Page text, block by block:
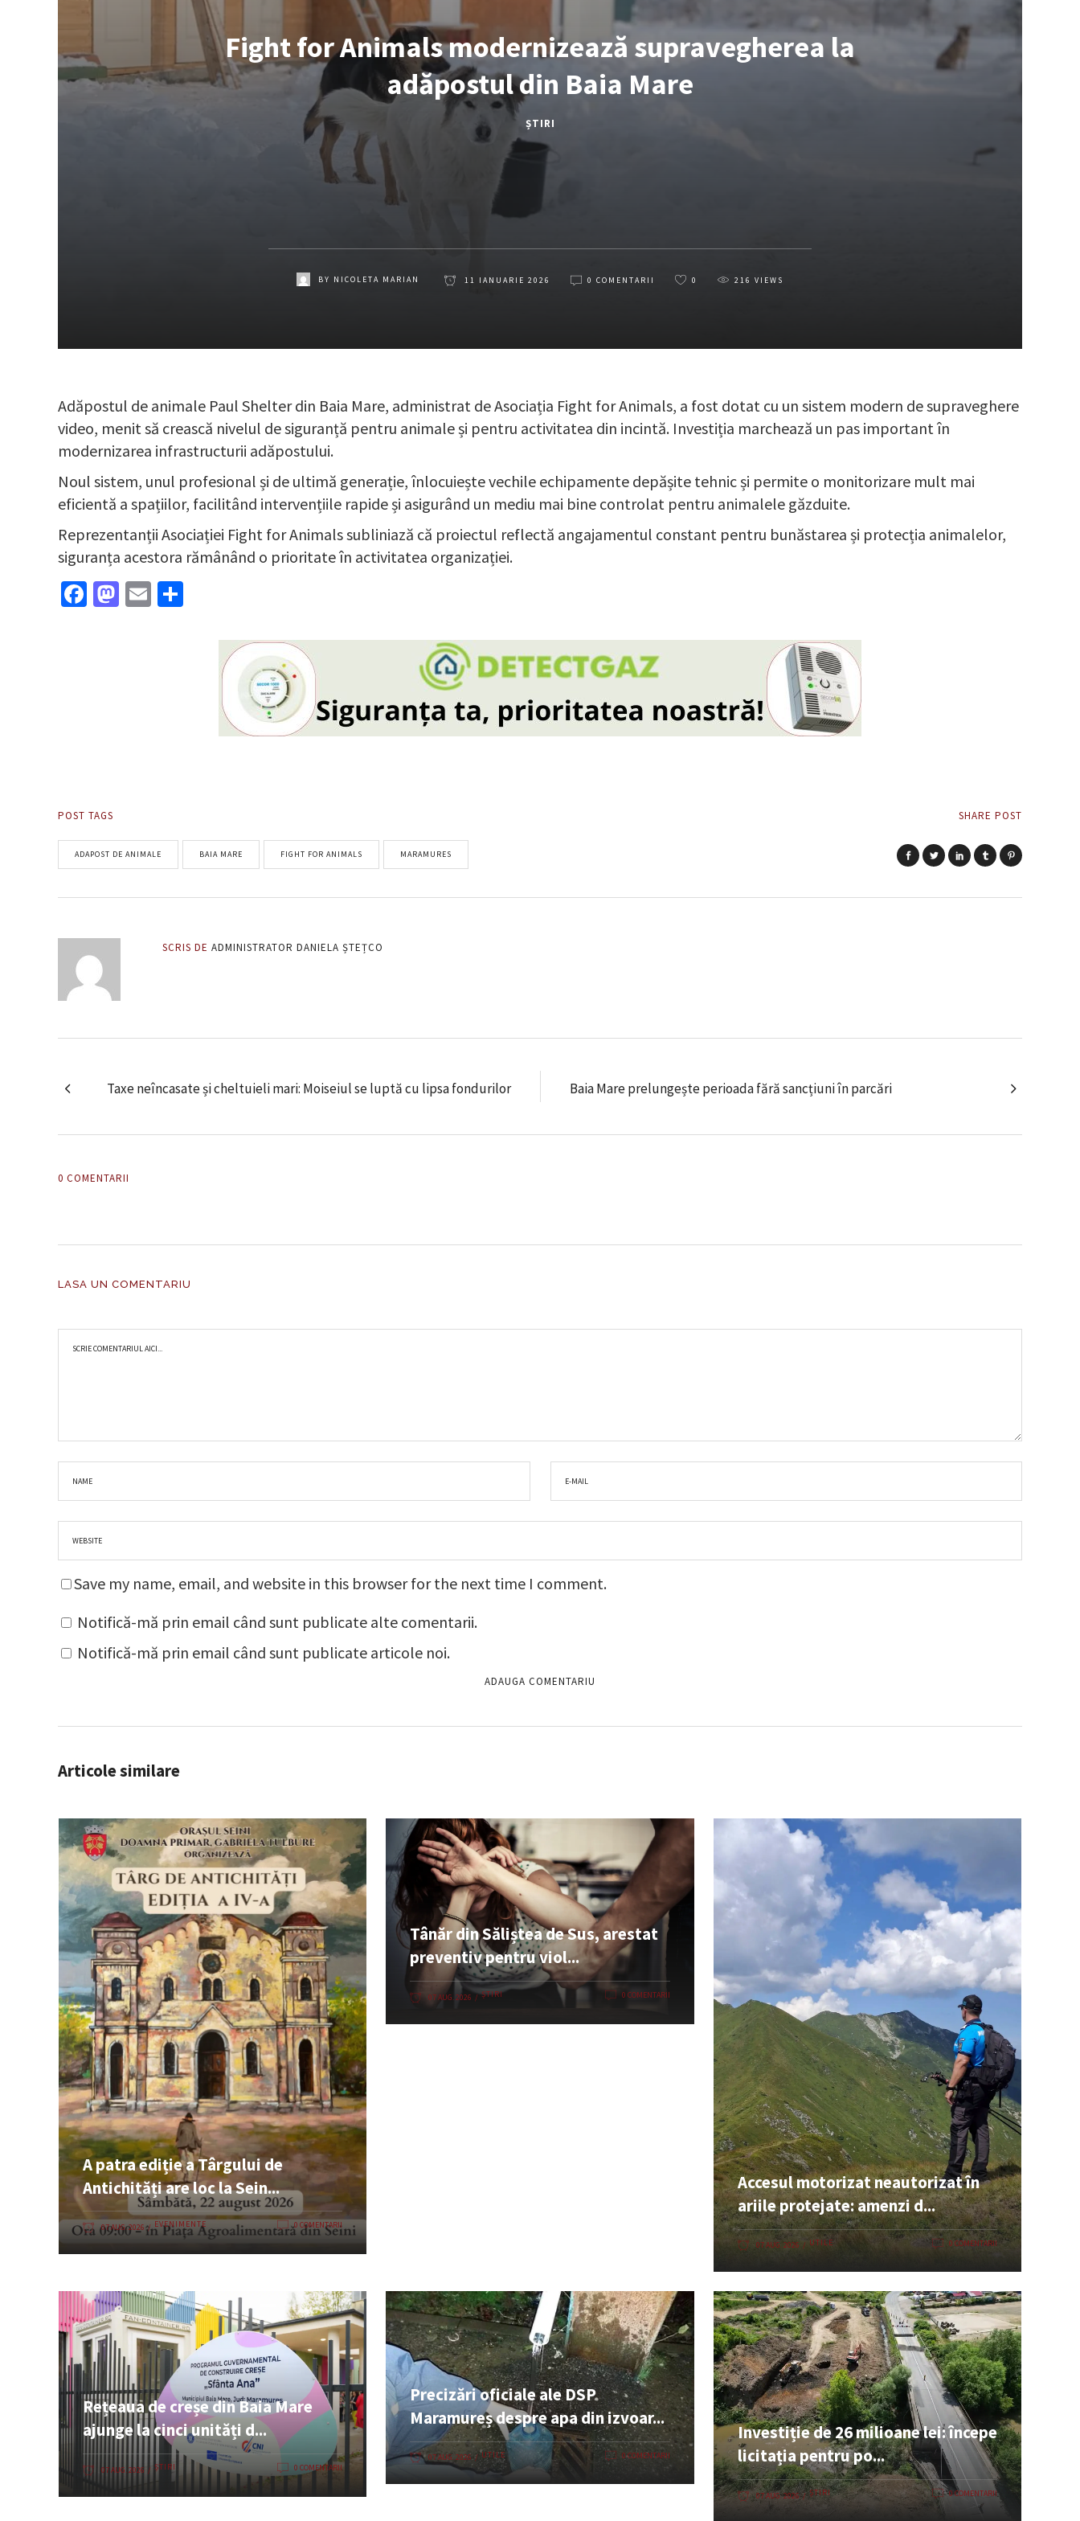
Fight for Animals modernizează supravegherea la
adăpostul din Baia Mare
ȘTIRI
BY NICOLETA MARIAN 11 IANUARIE 2026 0 COMENTARII 0 216 VIEWS
Adăpostul de animale Paul Shelter din Baia Mare, administrat de Asociația Fight for Animals, a fost dotat cu un sistem modern de supraveghere
video, menit să crească nivelul de siguranță pentru animale și pentru activitatea din incintă. Investiția marchează un pas important în
modernizarea infrastructurii adăpostului.
Noul sistem, unul profesional și de ultimă generație, înlocuiește vechile echipamente depășite tehnic și permite o monitorizare mult mai
eficientă a spațiilor, facilitând intervențiile rapide și asigurând un mediu mai bine controlat pentru animalele găzduite.
Reprezentanții Asociației Fight for Animals subliniază că proiectul reflectă angajamentul constant pentru bunăstarea și protecția animalelor,
siguranța acestora rămânând o prioritate în activitatea organizației.
Facebook
Mastodon
Email
POST TAGS
ADAPOST DE ANIMALE BAIA MARE FIGHT FOR ANIMALS MARAMURES
SHARE POST
SCRIS DE ADMINISTRATOR DANIELA ȘTEȚCO
Taxe neîncasate și cheltuieli mari: Moiseiul se luptă cu lipsa fondurilor Baia Mare prelungește perioada fără sancțiuni în parcări
0 COMENTARII
LASA UN COMENTARIU
Save my name, email, and website in this browser for the next time I comment.
Notifică-mă prin email când sunt publicate alte comentarii.
Notifică-mă prin email când sunt publicate articole noi.
Articole similare
A patra ediție a Târgului de
Antichități are loc la Sein...
07 AUG. 2026 EVENIMENTE 0 COMENTARII
Tânăr din Săliștea de Sus, arestat
preventiv pentru viol...
07 AUG. 2026 ȘTIRI 0 COMENTARII
Accesul motorizat neautorizat în
ariile protejate: amenzi d...
07 AUG. 2026 UTILE 0 COMENTARII
Rețeaua de creșe din Baia Mare
ajunge la cinci unități d...
07 AUG. 2026 ȘTIRI 0 COMENTARII
Precizări oficiale ale DSP
Maramureș despre apa din izvoar...
07 AUG. 2026 UTILE 0 COMENTARII
Investiție de 26 milioane lei: începe
licitația pentru po...
07 AUG. 2026 ȘTIRI 0 COMENTARII